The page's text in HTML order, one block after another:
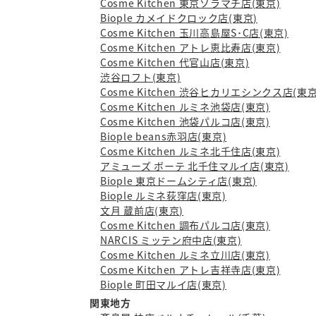
Cosme Kitchen 東京ソラマチ店(東京)
Biople カメイドクロック店(東京)
Cosme Kitchen 玉川高島屋S･C店(東京)
Cosme Kitchen アトレ恵比寿店(東京)
Cosme Kitchen 代官山店(東京)
渋谷ロフト(東京)
Cosme Kitchen 渋谷ヒカリエシンクス店(東
Cosme Kitchen ルミネ池袋店(東京)
Cosme Kitchen 池袋パルコ店(東京)
Biople beans赤羽店(東京)
Cosme Kitchen ルミネ北千住店(東京)
アミューズ ボーテ 北千住マルイ店(東京)
Biople 東京ドームシティ店(東京)
Biople ルミネ荻窪店(東京)
文月 蔵前店(東京)
Cosme Kitchen 調布パルコ店(東京)
NARCIS ミッテン府中店(東京)
Cosme Kitchen ルミネ立川店(東京)
Cosme Kitchen アトレ吉祥寺店(東京)
Biople 町田マルイ店(東京)
関東地方